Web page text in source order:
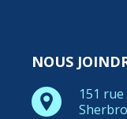
NOUS
151 rue